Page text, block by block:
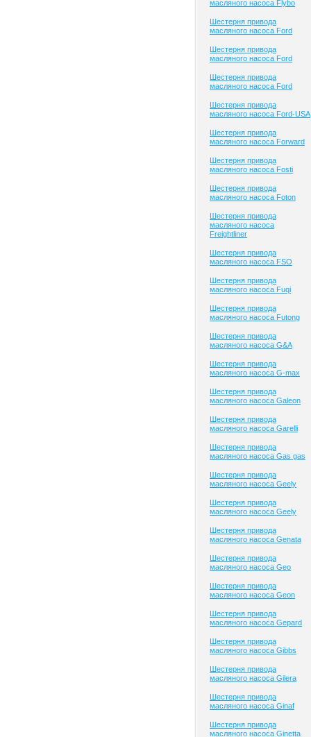
масляного насоса Flybo
Шестерня привода
масляного насоса Ford
Шестерня привода
масляного насоса Ford
Шестерня привода
масляного насоса Ford
Шестерня привода
масляного насоса Ford-USA
Шестерня привода
масляного насоса Forward
Шестерня привода
масляного насоса Fosti
Шестерня привода
масляного насоса Foton
Шестерня привода
масляного насоса
Freightliner
Шестерня привода
масляного насоса FSO
Шестерня привода
масляного насоса Fuqi
Шестерня привода
масляного насоса Futong
Шестерня привода
масляного насоса G&A
Шестерня привода
масляного насоса G-max
Шестерня привода
масляного насоса Galeon
Шестерня привода
масляного насоса Garelli
Шестерня привода
масляного насоса Gas gas
Шестерня привода
масляного насоса Geely
Шестерня привода
масляного насоса Geely
Шестерня привода
масляного насоса Genata
Шестерня привода
масляного насоса Geo
Шестерня привода
масляного насоса Geon
Шестерня привода
масляного насоса Gepard
Шестерня привода
масляного насоса Gibbs
Шестерня привода
масляного насоса Gilera
Шестерня привода
масляного насоса Ginaf
Шестерня привода
масляного насоса Ginetta